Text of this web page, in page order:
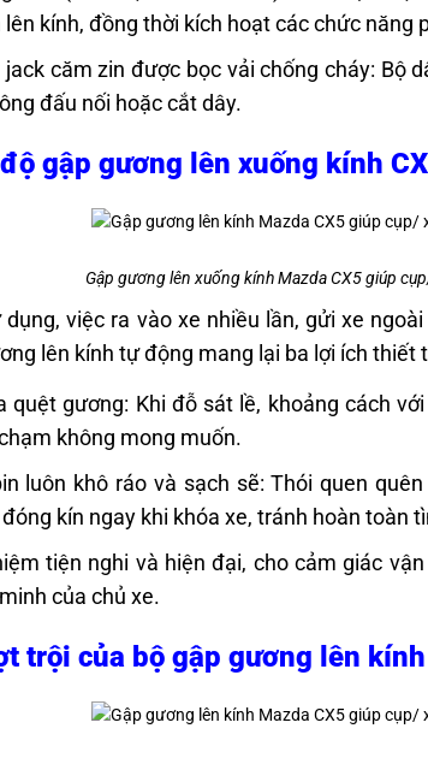
kính, đồng thời kích hoạt các chức năng
căm zin được bọc vải chống cháy: Bộ
đấu nối hoặc cắt dây.
gập gương lên xuống kính
Gập gương lên xuống kính Mazda CX5 giúp
việc ra vào xe nhiều lần, gửi xe
lên kính tự động mang lại ba lợi ích thiết
quệt gương: Khi đỗ sát lề, khoảng cách
không mong muốn.
luôn khô ráo và sạch sẽ: Thói quen
kín ngay khi khóa xe, tránh hoàn toàn
tiện nghi và hiện đại, cho cảm giác
của chủ xe.
trội của bộ gập gương lên kính